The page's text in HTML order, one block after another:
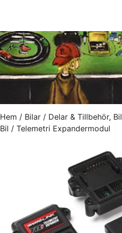
Hem / Bilar / Delar & Tillbehör, Bil
Bil / Telemetri Expandermodul